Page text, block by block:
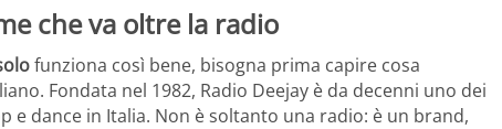
che va oltre la radio
funziona così bene, bisogna prima capire cosa
Fondata nel 1982, Radio Deejay è da decenni uno dei
dance in Italia. Non è soltanto una radio: è un brand,